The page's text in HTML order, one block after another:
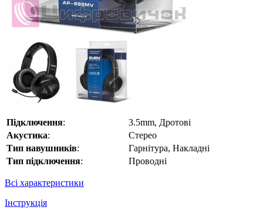
Підключення:
3.5mm, Дротові
Акустика:
Стерео
Тип навушників:
Гарнітура, Накладні
Тип підключення: Проводні
Всі характеристики
Інструкція